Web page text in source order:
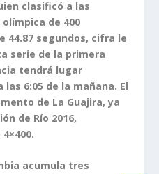
clasificó a las
de 400
44.87 segundos, cifra le
serie de la primera
tendrá lugar
6:05 de la mañana. El
de La Guajira, ya
de Río 2016,
acumula tres